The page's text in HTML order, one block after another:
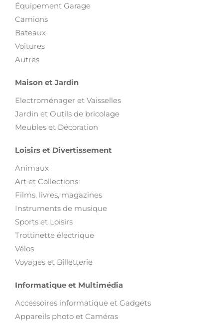
Équipement Garage
Camions
Bateaux
Voitures
Autres
Maison et Jardin
Electroménager et Vaisselles
Jardin et Outils de bricolage
Meubles et Décoration
Loisirs et Divertissement
Animaux
Art et Collections
Films, livres, magazines
Instruments de musique
Sports et Loisirs
Trottinette électrique
Vélos
Voyages et Billetterie
Informatique et Multimédia
Accessoires informatique et Gadgets
Appareils photo et Caméras